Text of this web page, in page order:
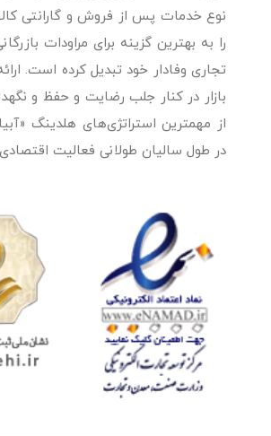
نوع خدمات پس از فروش و گارانتی
را به بهترین گزینه برای مراودات
تجاری وفادار خود تبدیل کرده است.
بازار در کنار جلب رضایت و حفظ و
از مهمترین استراتژی‌های هلدینگ
در طول سالیان طولانی فعالیت